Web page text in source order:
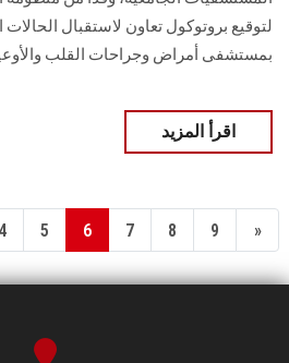
لتوقيع بروتوكول تعاون لاستقبال
بمستشفى أمراض وجراحات القلب
اقرأ المزيد
4 5 6 7 8 9 »